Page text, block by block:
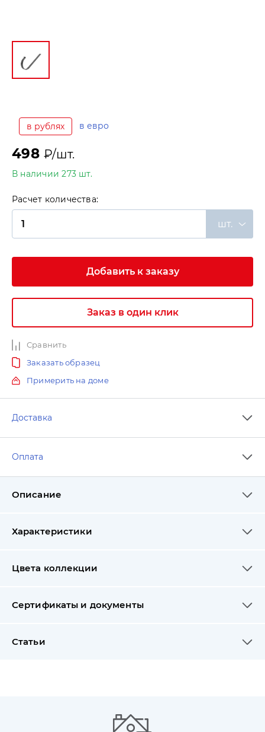
в рублях в евро
498₽/шт.
В наличии 273 шт.
Расчет количества:
шт.
Добавить к заказу
Заказ в один клик
Сравнить
Заказать образец
Примерить на доме
Доставка
Оплата
Описание
Характеристики
Цвета коллекции
Сертификаты и документы
Статьи